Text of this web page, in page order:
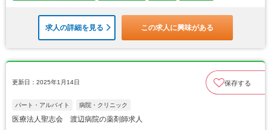
求人の詳細を見る この求人に興味がある
更新日：2025年1月14日 保存する
パート・アルバイト 病院・クリニック
医療法人聖志会 渡辺病院の薬剤師求人